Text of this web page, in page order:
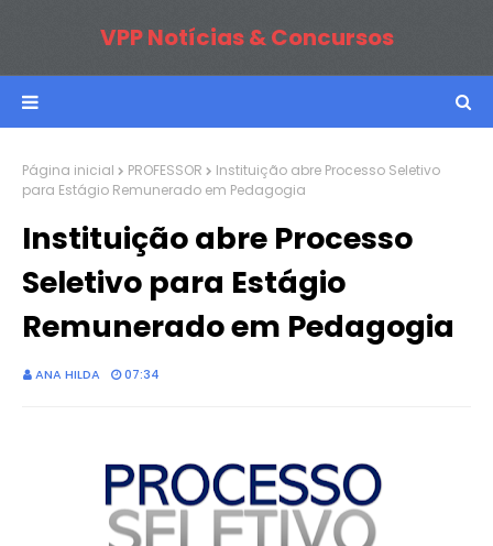
VPP Notícias & Concursos
Página inicial PROFESSOR
Instituição abre Processo Seletivo
para Estágio Remunerado em Pedagogia
Instituição abre Processo
Seletivo para Estágio
Remunerado em Pedagogia
ANA HILDA 07:34